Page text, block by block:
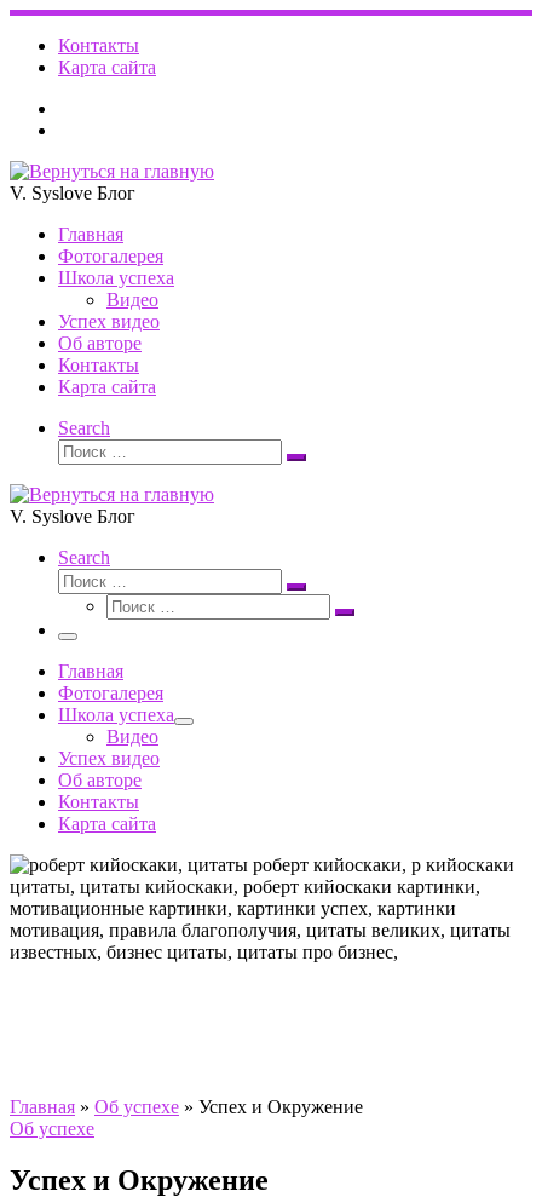
Перейти
содержимому
Контакты
Карта сайта
V. Syslove Блог
Главная
Фотогалерея
Школа успеха
Видео
Успех видео
Об авторе
Контакты
Карта сайта
Search
Поиск
Поиск
V. Syslove Блог
Search
Поиск
Поиск
Поиск
Поиск
Меню
Главная
Фотогалерея
Школа успеха
Видео
Успех видео
Об авторе
Контакты
Карта сайта
Главная » Об успехе » Успех и Окружение
Об успехе
Успех и Окружение